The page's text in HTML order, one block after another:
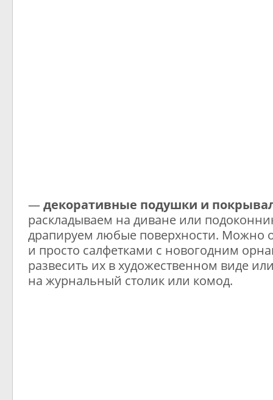
—декоративные подушки и
раскладываем на диване или
драпируем любые поверхности. Можно
и просто салфетками с новогодним
развесить их в художественном виде
на журнальный столик или комод.